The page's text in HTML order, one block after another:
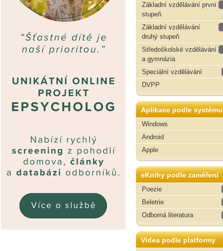
Základní vzdělávání první
stupeň
Základní vzdělávání
druhý stupeň
Středoškolské vzdělávání
a gymnázia
Speciální vzdělávání
DVPP
Aplikace podle systému
Windows
Android
Apple
eKnihy podle zaměření
Poezie
Beletrie
Odborná literatura
Videa podle platformy